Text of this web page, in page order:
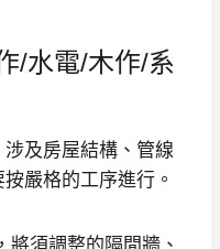
/水電/木作/系
涉及房屋結構、管線
嚴格的工序進行。
將須調整的隔間牆、